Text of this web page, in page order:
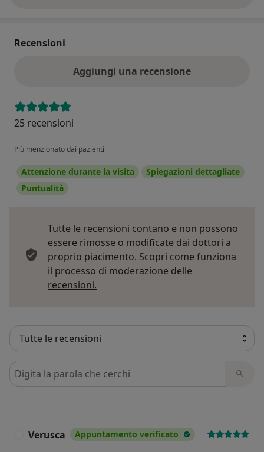
Recensioni
Aggiungi una recensione
25 recensioni
Più menzionato dai pazienti
Attenzione durante la visita
Spiegazioni dettagliate
Puntualità
Tutte le recensioni contano e non possono
essere rimosse o modificate dai dottori a
proprio piacimento. Scopri come funziona
il processo di moderazione delle
recensioni.
Cerca nelle recensioni
Verusca Appuntamento verificato